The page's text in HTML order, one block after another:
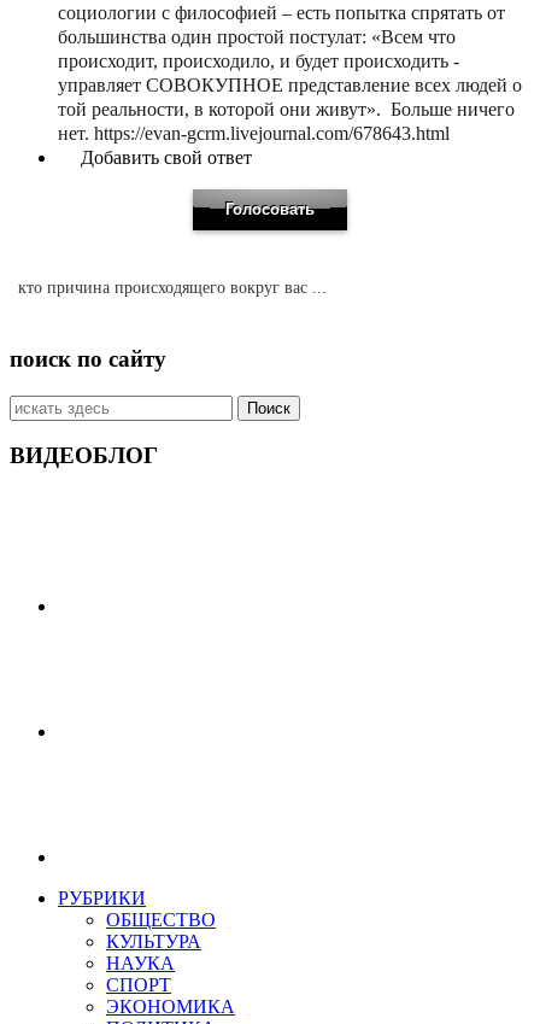
социологии с философией – есть попытка спрятать от
большинства один простой постулат: «Всем что
происходит, происходило, и будет происходить -
управляет СОВОКУПНОЕ представление всех людей о
той реальности, в которой они живут». Больше ничего
нет. https://evan-gcrm.livejournal.com/678643.html
Добавить свой ответ
кто причина происходящего вокруг вас ...
поиск по сайту
Искать:
ВИДЕОБЛОГ
РУБРИКИ
ОБЩЕСТВО
КУЛЬТУРА
НАУКА
СПОРТ
ЭКОНОМИКА